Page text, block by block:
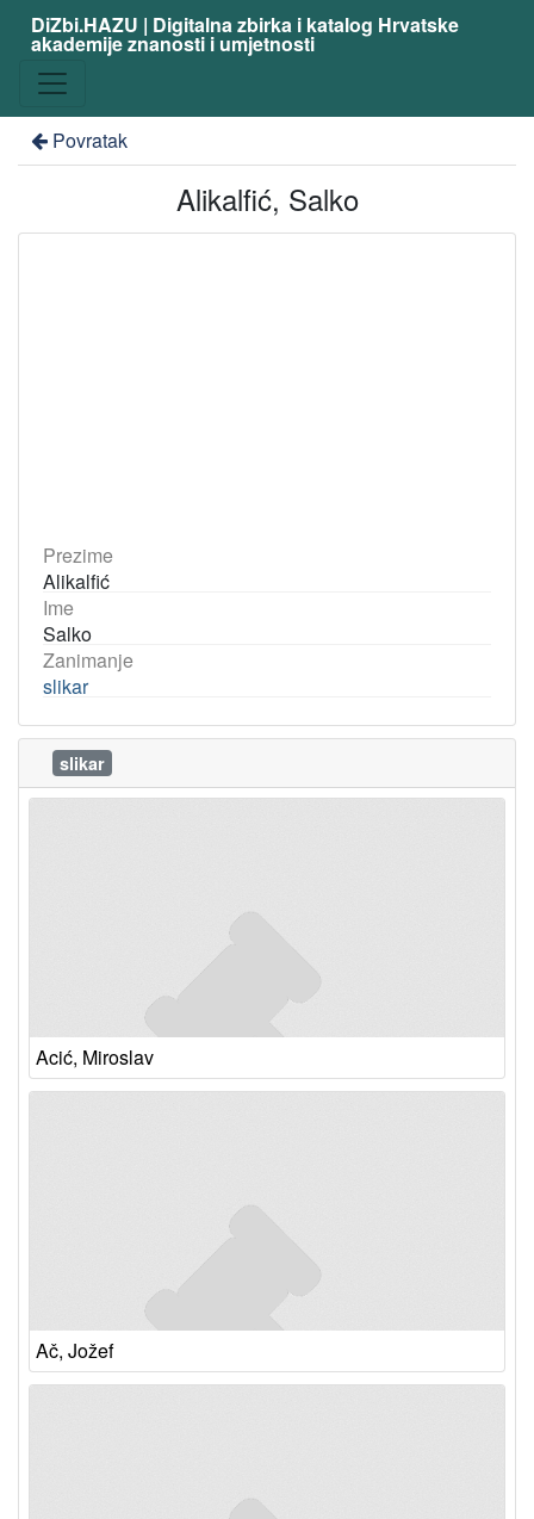
DiZbi.HAZU | Digitalna zbirka i katalog Hrvatske
akademije znanosti i umjetnosti
Povratak
Alikalfić, Salko
Prezime
Alikalfić
Ime
Salko
Zanimanje
slikar
slikar
Acić, Miroslav
Ač, Jožef